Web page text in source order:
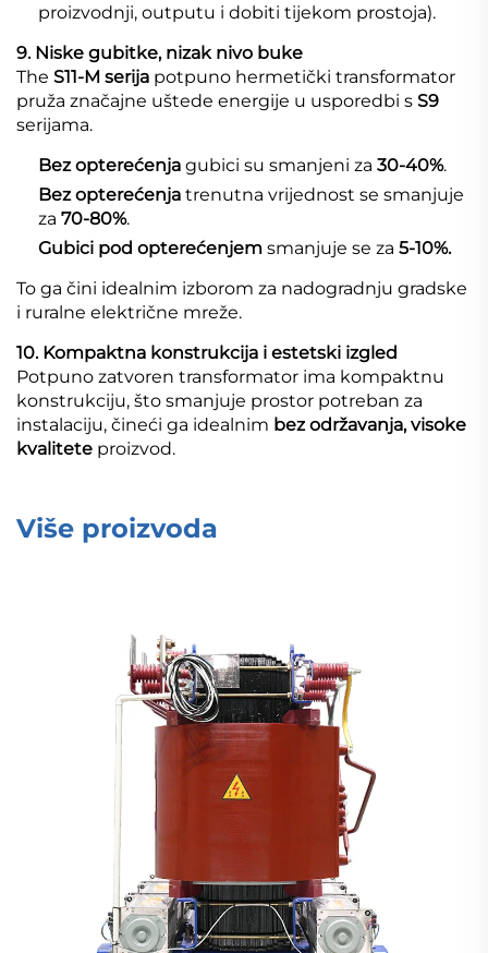
proizvodnji, outputu i dobiti tijekom prostoja).
9. Niske gubitke, nizak nivo buke
The S11-M serija potpuno hermetički transformator
pruža značajne uštede energije u usporedbi s S9
serijama.
Bez opterećenja gubici su smanjeni za 30-40%.
Bez opterećenja trenutna vrijednost se smanjuje
za 70-80%.
Gubici pod opterećenjem smanjuje se za 5-10%.
To ga čini idealnim izborom za nadogradnju gradske
i ruralne električne mreže.
10. Kompaktna konstrukcija i estetski izgled
Potpuno zatvoren transformator ima kompaktnu
konstrukciju, što smanjuje prostor potreban za
instalaciju, čineći ga idealnim bez održavanja, visoke
kvalitete proizvod.
Više proizvoda